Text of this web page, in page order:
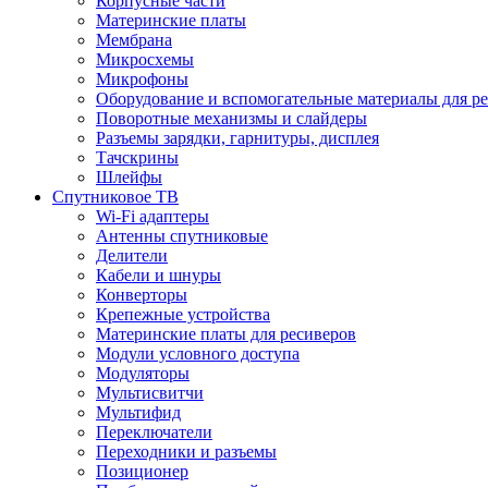
Материнские платы
Мембрана
Микросхемы
Микрофоны
Оборудование и вспомогательные материалы для
Поворотные механизмы и слайдеры
Разъемы зарядки, гарнитуры, дисплея
Тачскрины
Шлейфы
Спутниковое ТВ
Wi-Fi адаптеры
Антенны спутниковые
Делители
Кабели и шнуры
Конверторы
Крепежные устройства
Материнские платы для ресиверов
Модули условного доступа
Модуляторы
Мультисвитчи
Мультифид
Переключатели
Переходники и разъемы
Позиционер